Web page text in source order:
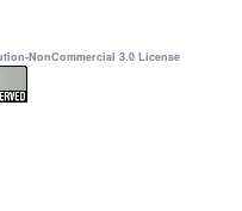
NonCommercial 3.0 License